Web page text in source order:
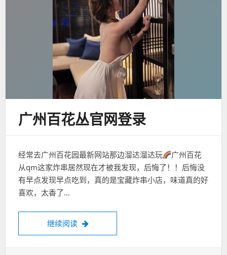
广州百花丛官网登录
经常去广州百花园最新网站那边溜达溜达玩
广州百花
从qm这家炸串居然现在才被我发现，后悔了！！后悔没
有早点发现早点吃到，真的是宝藏炸串小店，味道真的好
喜欢，太香了…
继续阅读 广州百花丛官网登录